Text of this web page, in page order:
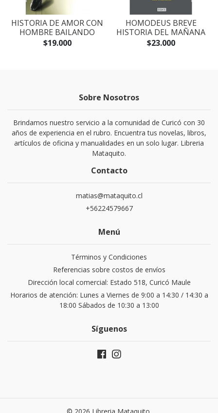
HISTORIA DE AMOR CON
HOMBRE BAILANDO
$19.000
HOMODEUS BREVE
HISTORIA DEL MAÑANA
$23.000
Sobre Nosotros
Brindamos nuestro servicio a la comunidad de Curicó con 30
años de experiencia en el rubro. Encuentra tus novelas, libros,
artículos de oficina y manualidades en un solo lugar. Libreria
Mataquito.
Contacto
matias@mataquito.cl
+56224579667
Menú
Términos y Condiciones
Referencias sobre costos de envíos
Dirección local comercial: Estado 518, Curicó Maule
Horarios de atención: Lunes a Viernes de 9:00 a 14:30 / 14:30 a
18:00 Sábados de 10:30 a 13:00
Síguenos